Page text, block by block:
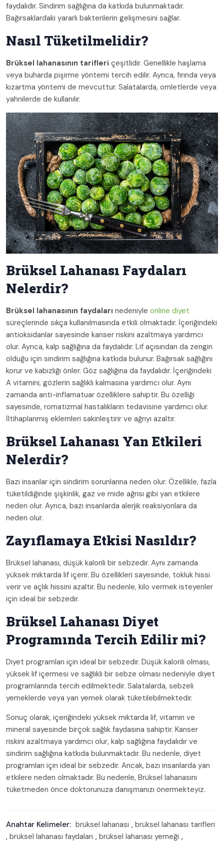
faydalıdır. Sindirim sağlığına da katkıda bulunmaktadır.
Bağırsaklardaki yararlı bakterilerin gelişmesini sağlar.
Nasıl Tüketilmelidir?
Brüksel lahanasının tarifleri çeşitlidir. Genellikle haşlama
veya buharda pişirme yöntemi tercih edilir. Ayrıca, fırında veya
kızartma yöntemi de mevcuttur. Salatalarda, omletlerde veya
yahnilerde de kullanılır.
Brüksel Lahanası Faydaları
Nelerdir?
Brüksel lahanasının faydaları nedeniyle online diyet
süreçlerinde sıkça kullanılmasında etkili olmaktadır. İçeriğindeki
antioksidanlar sayesinde kanser riskini azaltmaya yardımcı
olur. Ayrıca, kalp sağlığına da faydalıdır. Lif açısından da zengin
olduğu için sindirim sağlığına katkıda bulunur. Bağırsak sağlığını
korur ve kabızlığı önler. Göz sağlığına da faydalıdır. İçeriğindeki
A vitamini, gözlerin sağlıklı kalmasına yardımcı olur. Aynı
zamanda anti-inflamatuar özelliklere sahiptir. Bu özelliği
sayesinde, romatizmal hastalıkların tedavisine yardımcı olur.
İltihaplanmış eklemleri sakinleştirir ve ağrıyı azaltır.
Brüksel Lahanası Yan Etkileri
Nelerdir?
Bazı insanlar için sindirim sorunlarına neden olur. Özellikle, fazla
tüketildiğinde şişkinlik, gaz ve mide ağrısı gibi yan etkilere
neden olur. Ayrıca, bazı insanlarda alerjik reaksiyonlara da
neden olur.
Zayıflamaya Etkisi Nasıldır?
Brüksel lahanası, düşük kalorili bir sebzedir. Aynı zamanda
yüksek miktarda lif içerir. Bu özellikleri sayesinde, tokluk hissi
verir ve açlık hissini azaltır. Bu nedenle, kilo vermek isteyenler
için ideal bir sebzedir.
Brüksel Lahanası Diyet
Programında Tercih Edilir mi?
Diyet programları için ideal bir sebzedir. Düşük kalorili olması,
yüksek lif içermesi ve sağlıklı bir sebze olması nedeniyle diyet
programlarında tercih edilmektedir. Salatalarda, sebzeli
yemeklerde veya yan yemek olarak tüketilebilmektedir.
Sonuç olarak, içeriğindeki yüksek miktarda lif, vitamin ve
mineral sayesinde birçok sağlık faydasına sahiptir. Kanser
riskini azaltmaya yardımcı olur, kalp sağlığına faydalıdır ve
sindirim sağlığına katkıda bulunmaktadır. Bu nedenle, diyet
programları için ideal bir sebzedir. Ancak, bazı insanlarda yan
etkilere neden olmaktadır. Bu nedenle, Brüksel lahanasını
tüketmeden önce doktorunuza danışmanızı önermekteyiz.
Anahtar Kelimeler: brüksel lahanası , brüksel lahanası tarifleri
, brüksel lahanası faydaları , brüksel lahanası yemeği ,